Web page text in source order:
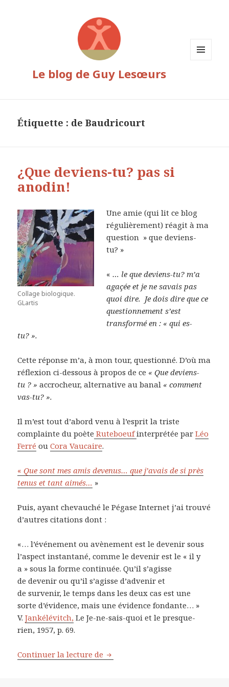
Le blog de Guy Lesœurs
Étiquette : de Baudricourt
¿Que deviens-tu? pas si
anodin!
Collage biologique.
GLartis
Une amie (qui lit ce blog
régulièrement) réagit à ma
question » que deviens-
tu? »
«… le que deviens-tu? m’a
agaçée et je ne savais pas
quoi dire. Je dois dire que ce
questionnement s’est
transformé en : « qui es-
tu? ».
Cette réponse m’a, à mon tour, questionné. D’où ma
réflexion ci-dessous à propos de ce « Que deviens-
tu ? » accrocheur, alternative au banal « comment
vas-tu? ».
Il m’est tout d’abord venu à l’esprit la triste
complainte du poète Ruteboeufinterprétée parLéo
Ferré ouCora Vaucaire.
«Que sont mes amis devenus… que j’avais de si près
tenus et tant aimés… »
Puis, ayant chevauché le Pégase Internet j’ai trouvé
d’autres citations dont :
«… l’événement ou avènement est le devenir sous
l’aspect instantané, comme le devenir est le « il y
a » sous la forme continuée. Qu’il s’agisse
de devenir ou qu’il s’agisse d’advenir et
de survenir, le temps dans les deux cas est une
sorte d’évidence, mais une évidence fondante… »
V.Jankélévitch, Le Je-ne-sais-quoi et le presque-
rien, 1957, p. 69.
Continuer la lecture de ¿Que deviens-tu? pas si anodin!